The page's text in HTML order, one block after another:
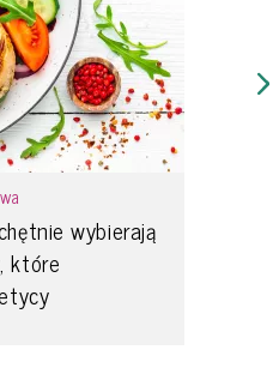
wybierają
które